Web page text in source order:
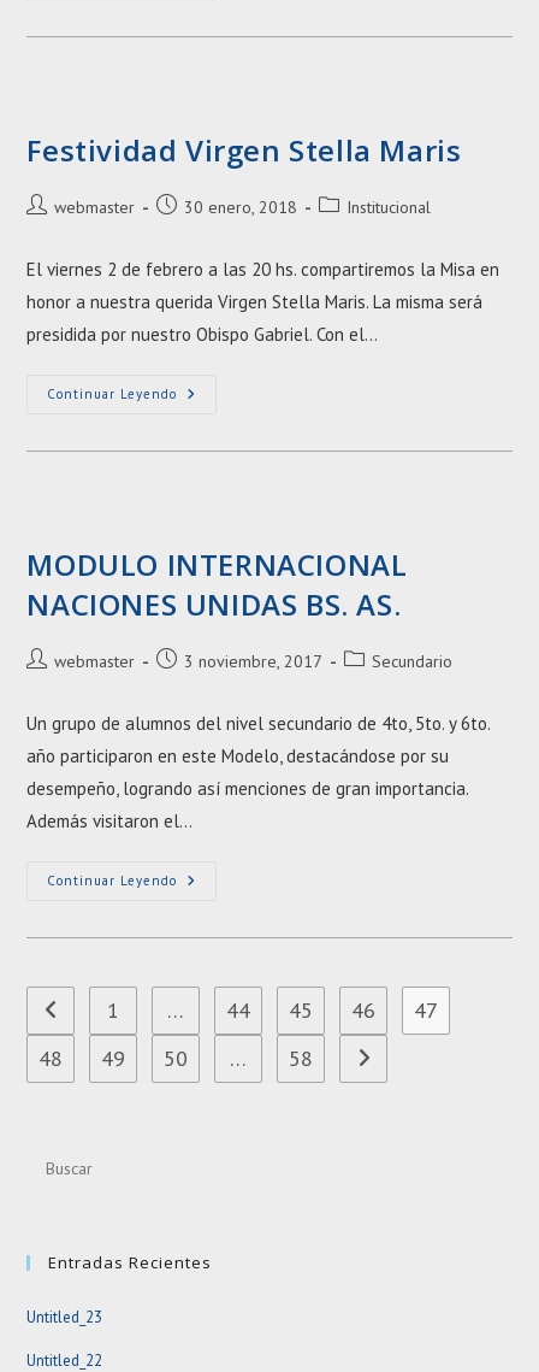
José
Festividad Virgen Stella Maris
Autor
entrada:
webmaster
Entrada30 enero, 2018
Categoría
entrada:
Institucional
El viernes 2 de febrero a las 20 hs. compartiremos la Misa en
honor a nuestra querida Virgen Stella Maris. La misma será
presidida por nuestro Obispo Gabriel. Con el…
Continuar Leyendo Festividad
Maris
MODULO INTERNACIONAL
NACIONES UNIDAS BS. AS.
Autor
entrada:
webmaster
Entrada3 noviembre, 2017
Categoría
entrada:
Secundario
Un grupo de alumnos del nivel secundario de 4to, 5to. y 6to.
año participaron en este Modelo, destacándose por su
desempeño, logrando así menciones de gran importancia.
Además visitaron el…
Continuar Leyendo MODULO
UNIDAS
Ir a la página anterior
1 … 44 45 46
47
48
49 50 … 58 Ir a la página siguiente
Entradas Recientes
Untitled_23
Untitled_22